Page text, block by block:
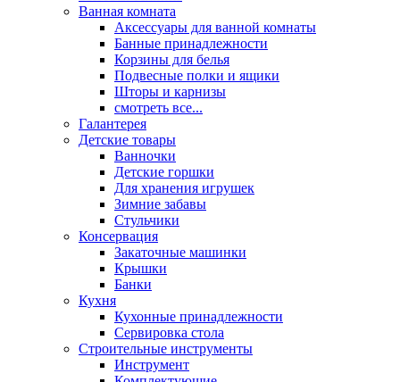
Ванная комната
Аксессуары для ванной комнаты
Банные принадлежности
Корзины для белья
Подвесные полки и ящики
Шторы и карнизы
смотреть все...
Галантерея
Детские товары
Ванночки
Детские горшки
Для хранения игрушек
Зимние забавы
Стульчики
Консервация
Закаточные машинки
Крышки
Банки
Кухня
Кухонные принадлежности
Сервировка стола
Строительные инструменты
Инструмент